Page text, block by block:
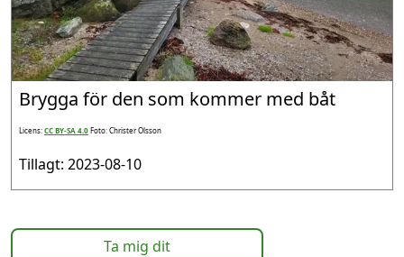
Brygga för den som kommer med båt
Licens:CC BY-SA 4.0Foto: Christer Olsson
Tillagt: 2023-08-10
Ta mig dit